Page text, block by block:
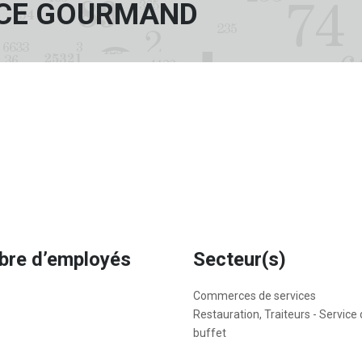
GOURMAND
d’employés Secteur(s)
Commerces de services
Restauration, Traiteurs - Service
buffet